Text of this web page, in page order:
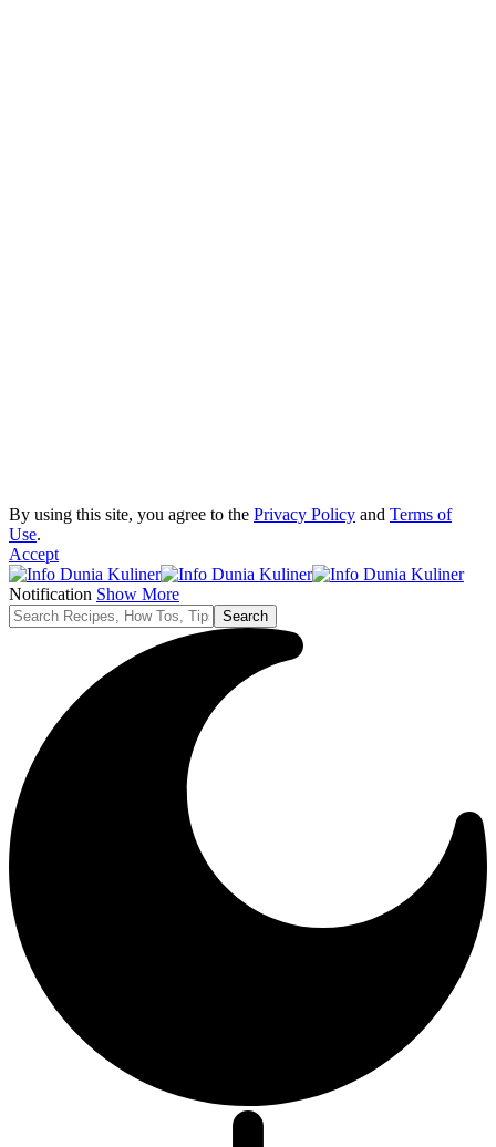
By using this site, you agree to the Privacy Policy and Terms of
Use.
Accept
Notification Show More